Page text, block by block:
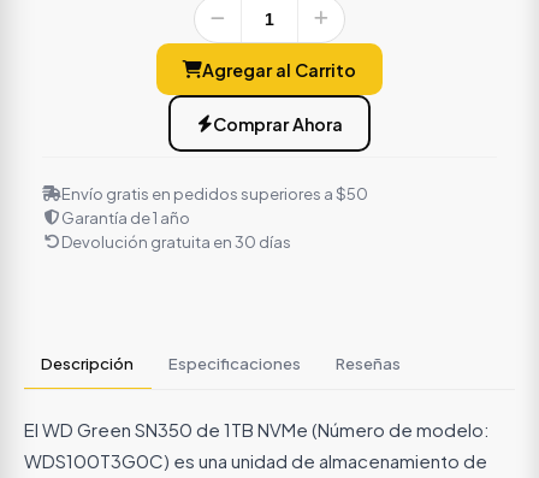
Agregar al Carrito
Comprar Ahora
Envío gratis en pedidos superiores a $50
Garantía de 1 año
Devolución gratuita en 30 días
Descripción Especificaciones Reseñas
El WD Green SN350 de 1TB NVMe (Número de modelo:
WDS100T3G0C) es una unidad de almacenamiento de